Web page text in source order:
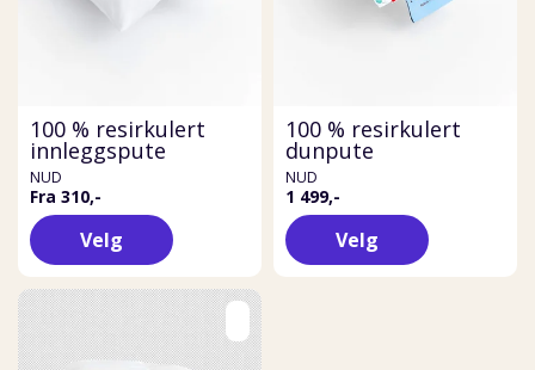
100 % resirkulert
innleggspute
NUD
Fra 310,-
Velg
100 % resirkulert
dunpute
NUD
1 499,-
Velg